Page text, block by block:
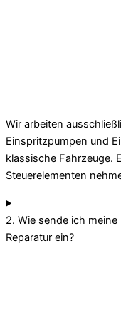
Wir arbeiten
Einspritzpumpen und
klassische Fahrzeuge.
Steuerelementen
2. Wie sende ich
Reparatur ein?